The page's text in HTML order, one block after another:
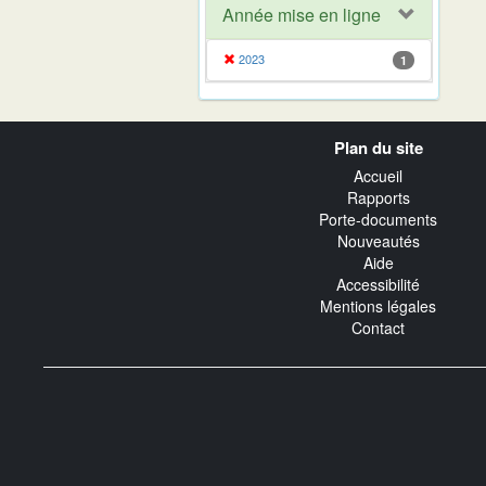
Année mise en ligne
2023 1
Plan du site
Accueil
Rapports
Porte-documents
Nouveautés
Aide
Accessibilité
Mentions légales
Contact